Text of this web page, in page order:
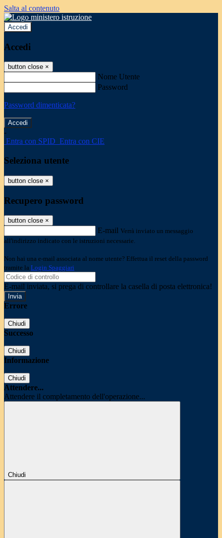
Salta al contenuto
Accedi
Accedi
button close ×
Nome Utente
Password
Password dimenticata?
-
Entra con SPID Entra con CIE
Seleziona utente
button close ×
Recupero password
button close ×
E-mail Verrà inviato un messaggio
all'indirizzo indicato con le istruzioni necessarie.
Non hai una e-mail associata al nome utente? Effettua il reset della password
tramite la Login Spaggiari
E-mail inviata, si prega di controllare la casella di posta elettronica!
Errore
Chiudi
Successo
Chiudi
Informazione
Chiudi
Attendere...
Attendere il completamento dell'operazione...
Chiudi